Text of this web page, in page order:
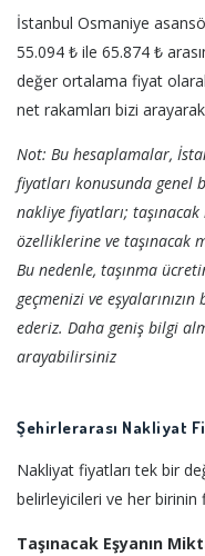
İstanbul Osmaniye
55.094 ₺ ile 65.874 ₺
değer ortalama fiyat
net rakamları bizi
Not: Bu hesaplamalar,
fiyatları konusunda genel
nakliye fiyatları;
özelliklerine ve taşınacak
Bu nedenle, taşınma
geçmenizi ve
ederiz. Daha geniş bilgi
arayabilirsiniz
Şehirlerarası Nakliyat
Nakliyat fiyatları tek bir
belirleyicileri ve her birinin
Taşınacak Eşyanın